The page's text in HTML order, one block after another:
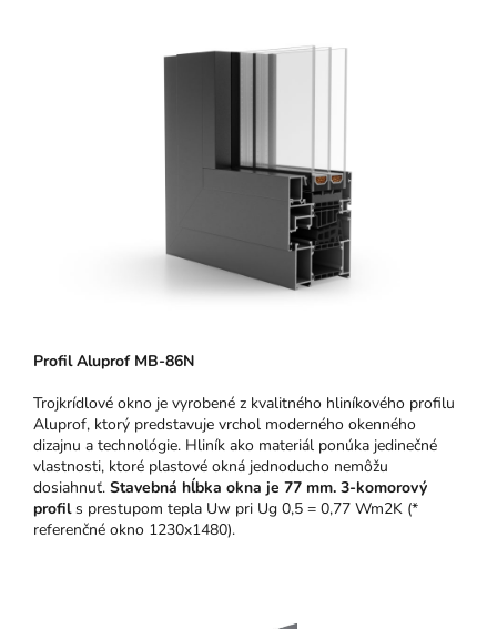
Profil Aluprof MB-86N
Trojkrídlové okno je vyrobené z kvalitného hliníkového profilu
Aluprof, ktorý predstavuje vrchol moderného okenného
dizajnu a technológie. Hliník ako materiál ponúka jedinečné
vlastnosti, ktoré plastové okná jednoducho nemôžu
dosiahnuť. Stavebná hĺbka okna je 77 mm. 3-komorový
profils prestupom tepla Uw pri Ug 0,5 = 0,77 Wm2K (*
referenčné okno 1230x1480).